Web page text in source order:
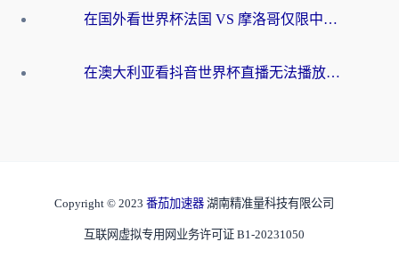
在国外看世界杯法国 VS 摩洛哥仅限中国大陆？别让地域限制拦下你的欢呼
在澳大利亚看抖音世界杯直播无法播放？海外党体育观赛终极指南来了！
Copyright © 2023 番茄加速器 湖南精准量科技有限公司
互联网虚拟专用网业务许可证 B1-20231050